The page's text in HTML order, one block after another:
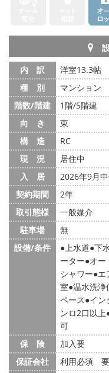
内 訳
洋室13.3帖
種 別
マンション
階数/階建
1階/5階建
向 き
東
構 造
RC
現 況
居住中
入 居
2026年9月
契約期間
2年
取引態様
一般媒介
駐車場
無
設備/条件
上水道 下
ーター オー
シャワー エ
室 温水洗浄
ペース イン
ンロ2口以上
可
保 険
加入要
保証会社
利用必須